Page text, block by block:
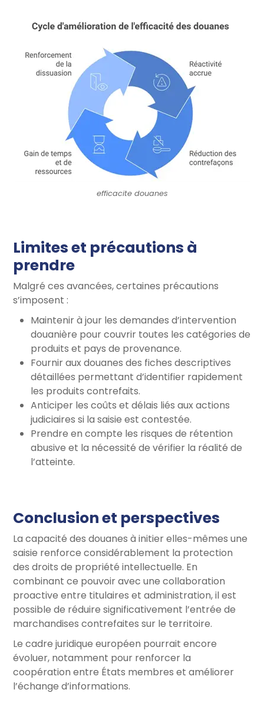
efficacite douanes
Limites et précautions à
prendre
Malgré ces avancées, certaines précautions
s’imposent :
Maintenir à jour les demandes d’intervention
douanière pour couvrir toutes les catégories de
produits et pays de provenance.
Fournir aux douanes des fiches descriptives
détaillées permettant d’identifier rapidement
les produits contrefaits.
Anticiper les coûts et délais liés aux actions
judiciaires si la saisie est contestée.
Prendre en compte les risques de rétention
abusive et la nécessité de vérifier la réalité de
l’atteinte.
Conclusion et perspectives
La capacité des douanes à initier elles-mêmes une
saisie renforce considérablement la protection
des droits de propriété intellectuelle. En
combinant ce pouvoir avec une collaboration
proactive entre titulaires et administration, il est
possible de réduire significativement l’entrée de
marchandises contrefaites sur le territoire.
Le cadre juridique européen pourrait encore
évoluer, notamment pour renforcer la
coopération entre États membres et améliorer
l’échange d’informations.